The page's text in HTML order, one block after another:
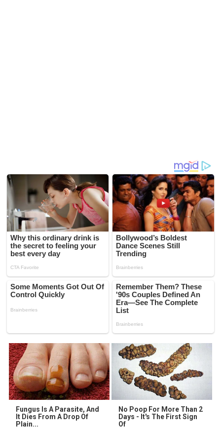
Fungus Is A Parasite, And
It Dies From A Drop Of
Plain...
No Poop For More Than 2
Days - It's The First Sign
Of